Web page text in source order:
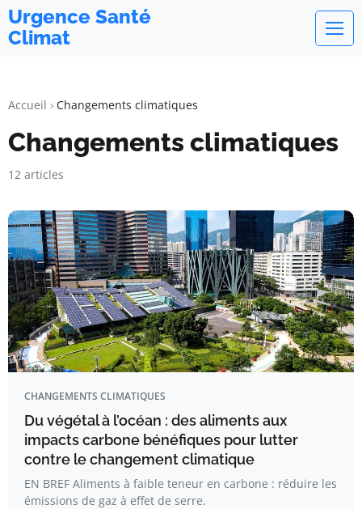
Urgence Santé
Climat
Accueil Changements climatiques
Changements climatiques
12 articles
CHANGEMENTS CLIMATIQUES
Du végétal à l’océan : des aliments aux
impacts carbone bénéfiques pour lutter
contre le changement climatique
EN BREF Aliments à faible teneur en carbone : réduire les
émissions de gaz à effet de serre.